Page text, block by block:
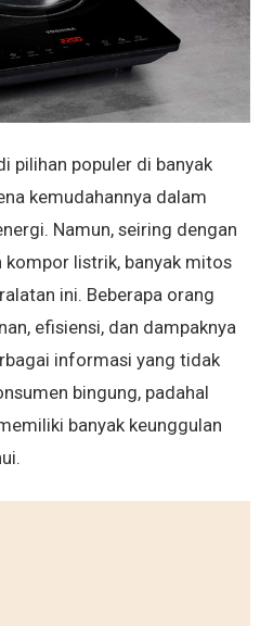
pilihan populer di banyak
kemudahannya dalam
Namun, seiring dengan
listrik, banyak mitos
ini. Beberapa orang
efisiensi, dan dampaknya
informasi yang tidak
bingung, padahal
banyak keunggulan